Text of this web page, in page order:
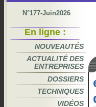
N°177-Juin2026
En ligne :
NOUVEAUTÉS
ACTUALITÉ DES
ENTREPRISES
DOSSIERS
TECHNIQUES
VIDÉOS